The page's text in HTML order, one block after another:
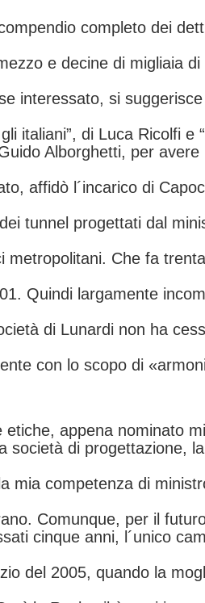
completo dei
e decine di migliaia di
interessato, si
italiani”, di Luca Ricolfi e
Alborghetti, per
affidò l´incarico di
tunnel progettati dal
metropolitani. Che fa
Quindi largamente
di Lunardi non ha
con lo scopo di
etiche, appena nominato
società di progettazione,
mia competenza di
Comunque, per il
cinque anni, l´unico
del 2005, quando la